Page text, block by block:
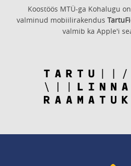
Koostöös MTÜ-ga Kohalugu
valminud mobiilirakendus
valmib ka Apple'i